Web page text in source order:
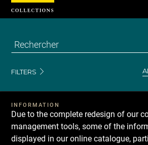
FILTERS
INFORMATION
Due to the complete redesign of our
management tools, some of the
displayed in our online catalogue,
Cookies management panel